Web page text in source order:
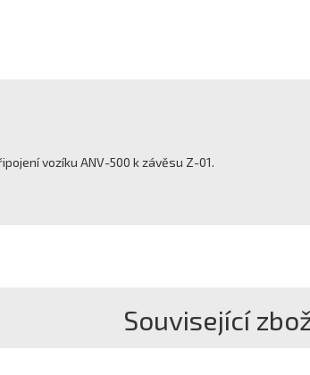
vozíku ANV-500 k závěsu Z-01.
Související